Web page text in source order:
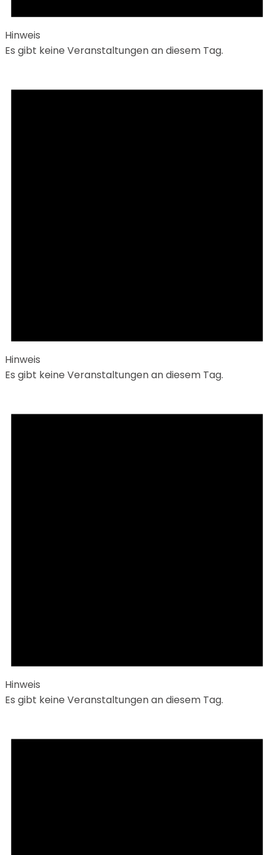
Hinweis
Es gibt keine Veranstaltungen an diesem Tag.
Hinweis
Es gibt keine Veranstaltungen an diesem Tag.
Hinweis
Es gibt keine Veranstaltungen an diesem Tag.